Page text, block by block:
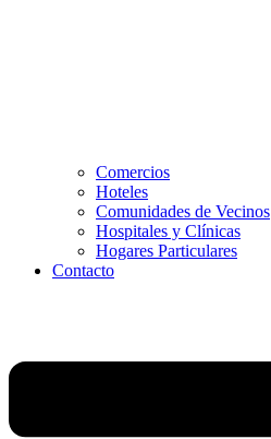
Comercios
Hoteles
Comunidades de Vecinos
Hospitales y Clínicas
Hogares Particulares
Contacto